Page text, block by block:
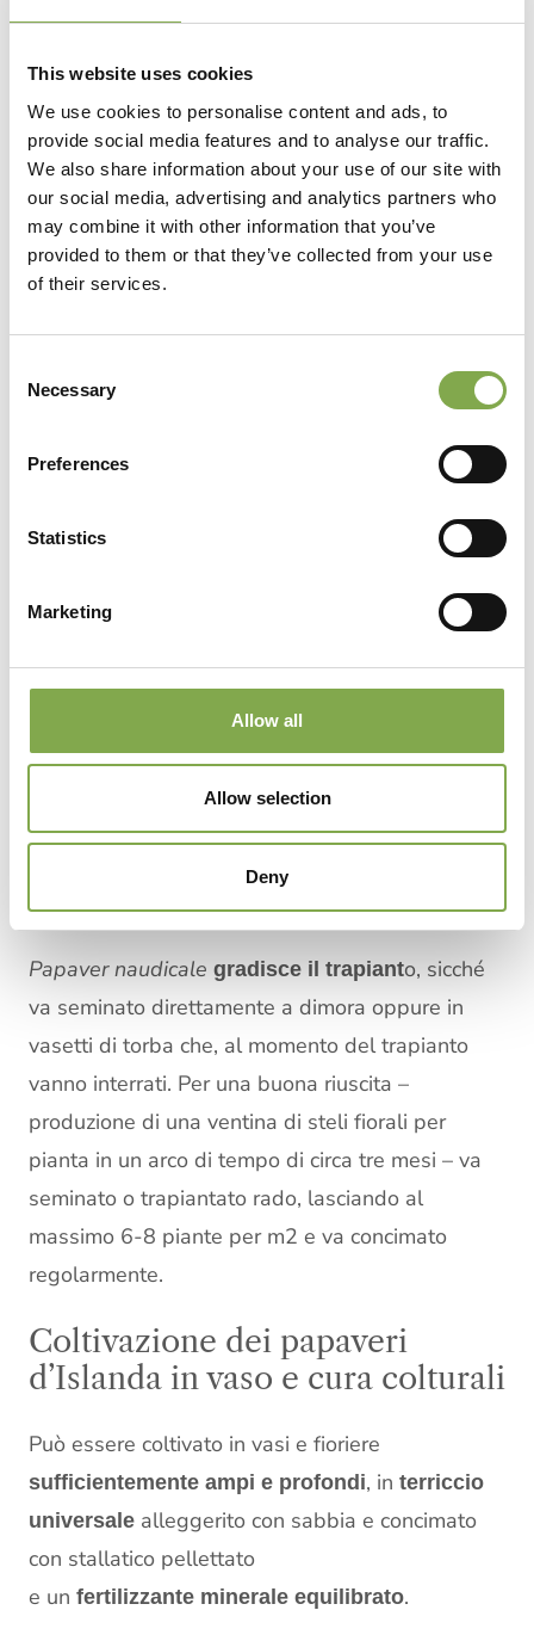
This website uses cookies
We use cookies to personalise content and ads, to
provide social media features and to analyse our traffic.
We also share information about your use of our site with
our social media, advertising and analytics partners who
may combine it with other information that you’ve
provided to them or that they’ve collected from your use
of their services.
Selection
Necessary
Preferences
Statistics
Marketing
Allow all
Allow selection
Deny
Semina e trapianto
autunno oppure in primavera
ai primi rialzi di
temperatura. Nelle regioni a clima invernale mite
conviene la semina autunnale, in modo che la
fioritura possa avvenire tra fine marzo e giugno,
prima del periodo climaticamente più asciutto.
seminando in alveoli a inizio agosto e
perenne, è di breve durata (due-tre anni); inoltre,
per ottenere varietà con qualità e colori costanti è
consigliabile acquistare i semi selezionati ogni
volta. In una bustina da mezzo grammo ci sono
3.000-3.500 semi.La germinazione impiega
ma solo pressati sul terriccio.
Trapianto
Papaver naudicale gradisce il trapianto, sicché
va seminato direttamente a dimora oppure in
vasetti di torba che, al momento del trapianto
vanno interrati. Per una buona riuscita –
produzione di una ventina di steli fiorali per
pianta in un arco di tempo di circa tre mesi – va
seminato o trapiantato rado, lasciando al
massimo 6-8 piante per m2 e va concimato
regolarmente.
Coltivazione dei papaveri
d’Islanda in vaso e cura colturali
Può essere coltivato in vasi e fioriere
sufficientemente ampi e profondi, in terriccio
universale alleggerito con sabbia e concimato
con stallatico pellettato
e un fertilizzante minerale equilibrato.